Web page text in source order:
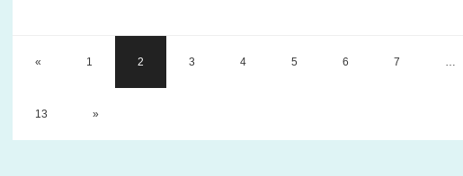
« 1 2 3 4 5 6 7 …
13 »